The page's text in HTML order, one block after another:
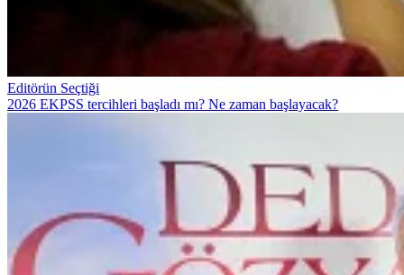
Editörün Seçtiği
2026 EKPSS tercihleri başladı mı? Ne zaman başlayacak?